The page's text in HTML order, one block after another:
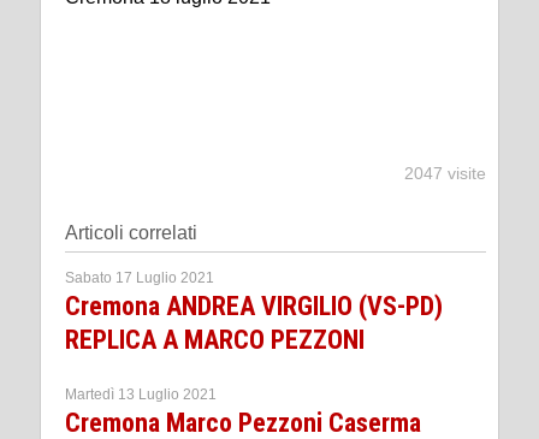
2047 visite
Articoli correlati
Sabato 17 Luglio 2021
Cremona ANDREA VIRGILIO (VS-PD)
REPLICA A MARCO PEZZONI
Martedì 13 Luglio 2021
Cremona Marco Pezzoni Caserma